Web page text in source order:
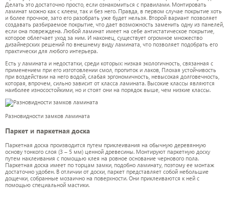
Делать это достаточно просто, если ознакомиться с правилами. Монтировать
ламинат можно как с клеем, так и без него. Правда, в первом случае покрытие хоть
и более прочное, зато его разобрать уже будет нельзя. Второй вариант позволяет
создавать разбираемое покрытие, что дает возможность заменить одну из панелей,
если она повреждена. Любой ламинат имеет на себе антистатическое покрытие,
которое облегчает уход за ним. И наконец, существует огромное множество
дизайнерских решений по внешнему виду ламината, что позволяет подобрать его
практически для любого интерьера.
Есть у ламината и недостатки, среди которых: низкая экологичность, связанная с
применением при его изготовлении смол, пропиток и лаков, Плохая устойчивость
при воздействии на него водой, слабая эргономичность, невысокая долговечность,
которая, впрочем, сильно зависит от класса ламината. Высокие классы являются
наиболее износостойкими, но и стоят они на порядок выше, чем низкие классы.
Разновидности замков ламината
Паркет и паркетная доска
Паркетная доска производится путем приклеивания на обычную деревянную
основу тонкого слоя (3 – 5 мм) ценной древесины. Монтируют паркетную доску
путем наклеивания с помощью клея на ровное основание чернового пола.
Паркетная доска имеет по торцам замки, подобно ламинату, поэтому ее монтаж
достаточно удобен. В отличии от доски, паркет представляет собой небольшие
дощечки, собранные мозаично на поверхности. Они приклеиваются к ней с
помощью специальной мастики.